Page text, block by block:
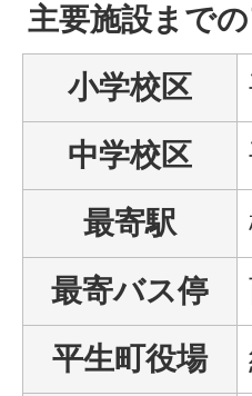
主要施設まで
小学校区
中学校区
最寄駅
最寄バス停
平生町役場